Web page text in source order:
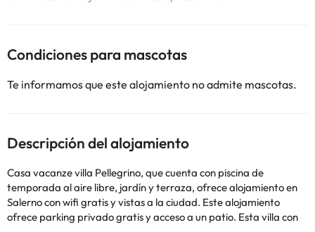
Condiciones para mascotas
Te informamos que este alojamiento no admite mascotas.
Descripción del alojamiento
Casa vacanze villa Pellegrino, que cuenta con piscina de
temporada al aire libre, jardín y terraza, ofrece alojamiento en
Salerno con wifi gratis y vistas a la ciudad. Este alojamiento
ofrece parking privado gratis y acceso a un patio. Esta villa con